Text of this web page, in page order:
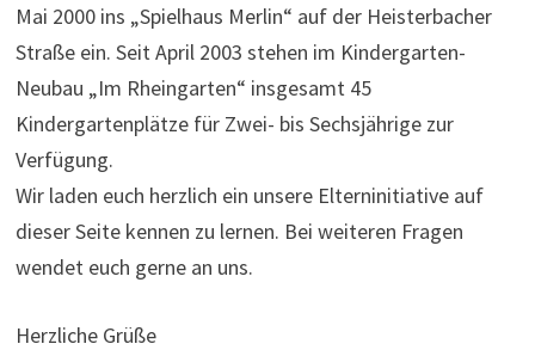
Mai 2000 ins „Spielhaus Merlin“ auf der Heisterbacher
Straße ein. Seit April 2003 stehen im Kindergarten-
Neubau „Im Rheingarten“ insgesamt 45
Kindergartenplätze für Zwei- bis Sechsjährige zur
Verfügung.
Wir laden euch herzlich ein unsere Elterninitiative auf
dieser Seite kennen zu lernen. Bei weiteren Fragen
wendet euch gerne an uns.
Herzliche Grüße